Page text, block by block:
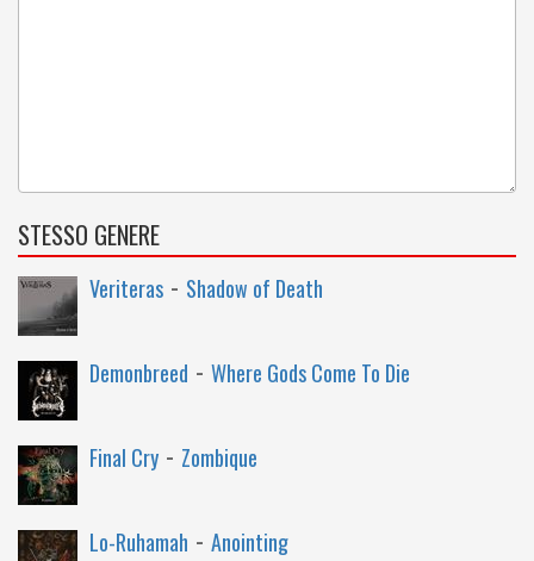
STESSO GENERE
Veriteras - Shadow of Death
Demonbreed - Where Gods Come To Die
Final Cry - Zombique
Lo-Ruhamah - Anointing